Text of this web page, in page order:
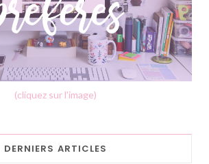
(cliquez sur l'image)
DERNIERS ARTICLES